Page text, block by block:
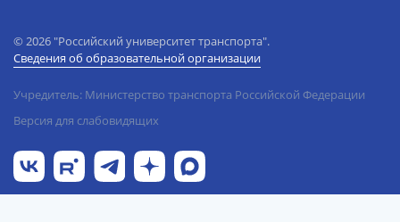
© 2026 "Российский университет транспорта".
Сведения об образовательной организации
Учредитель: Министерство транспорта Российской Федерации
Версия для слабовидящих